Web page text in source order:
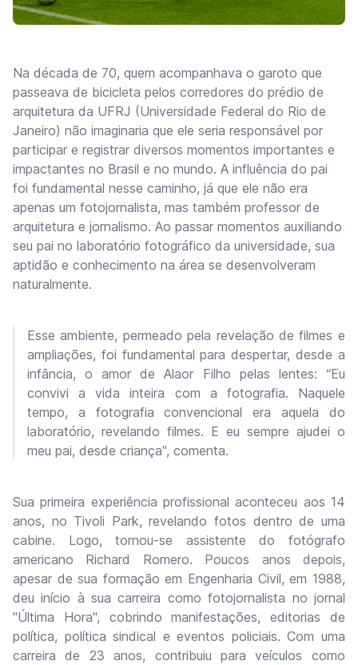
Na década de 70, quem acompanhava o garoto que
passeava de bicicleta pelos corredores do prédio de
arquitetura da UFRJ (Universidade Federal do Rio de
Janeiro) não imaginaria que ele seria responsável por
participar e registrar diversos momentos importantes e
impactantes no Brasil e no mundo. A influência do pai
foi fundamental nesse caminho, já que ele não era
apenas um fotojornalista, mas também professor de
arquitetura e jornalismo. Ao passar momentos auxiliando
seu pai no laboratório fotográfico da universidade, sua
aptidão e conhecimento na área se desenvolveram
naturalmente.
Esse ambiente, permeado pela revelação de filmes e
ampliações, foi fundamental para despertar, desde a
infância, o amor de Alaor Filho pelas lentes: “Eu
convivi a vida inteira com a fotografia. Naquele
tempo, a fotografia convencional era aquela do
laboratório, revelando filmes. E eu sempre ajudei o
meu pai, desde criança", comenta.
Sua primeira experiência profissional aconteceu aos 14
anos, no Tivoli Park, revelando fotos dentro de uma
cabine. Logo, tornou-se assistente do fotógrafo
americano Richard Romero. Poucos anos depois,
apesar de sua formação em Engenharia Civil, em 1988,
deu início à sua carreira como fotojornalista no jornal
"Última Hora", cobrindo manifestações, editorias de
política, política sindical e eventos policiais. Com uma
carreira de 23 anos, contribuiu para veículos como